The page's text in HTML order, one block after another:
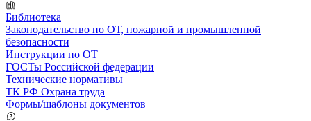
Библиотека
Законодательство по ОТ, пожарной и промышленной
безопасности
Инструкции по ОТ
ГОСТы Российской федерации
Технические нормативы
ТК РФ Охрана труда
Формы/шаблоны документов